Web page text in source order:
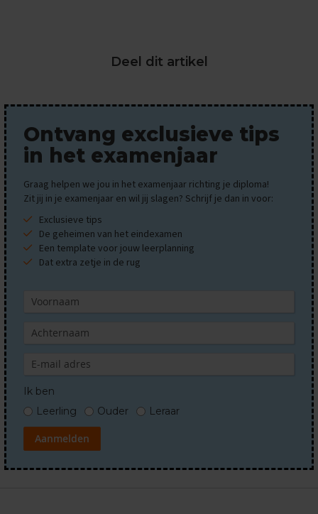
e
t
p
O
f
e
n
e
m
n
s
G
s
c
h
e
e
Deel dit artikel
Ontvang exclusieve tips
in het examenjaar
Graag helpen we jou in het examenjaar richting je diploma!
Zit jij in je examenjaar en wil jij slagen? Schrijf je dan in voor:
Exclusieve tips
De geheimen van het eindexamen
Een template voor jouw leerplanning
Dat extra zetje in de rug
Ik ben
Leerling
Ouder Leraar
Aanmelden